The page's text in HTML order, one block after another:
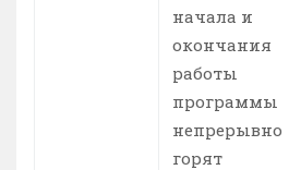
начала и
окончания
работы
программы
непрерывно
горят